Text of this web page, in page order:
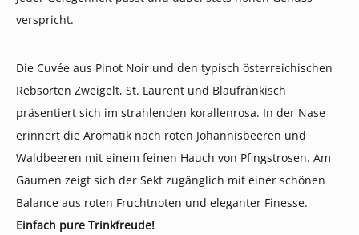
verspricht.
Die Cuvée aus Pinot Noir und den typisch österreichischen
Rebsorten Zweigelt, St. Laurent und Blaufränkisch
präsentiert sich im strahlenden korallenrosa. In der Nase
erinnert die Aromatik nach roten Johannisbeeren und
Waldbeeren mit einem feinen Hauch von Pfingstrosen. Am
Gaumen zeigt sich der Sekt zugänglich mit einer schönen
Balance aus roten Fruchtnoten und eleganter Finesse.
Einfach pure Trinkfreude!